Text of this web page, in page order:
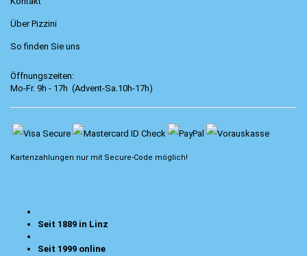
Über Pizzini
So finden Sie uns
Öffnungszeiten:
Mo-Fr. 9h - 17h (Advent-Sa.10h-17h)
Kartenzahlungen nur mit Secure-Code möglich!
Seit 1889 in Linz
Seit 1999 online